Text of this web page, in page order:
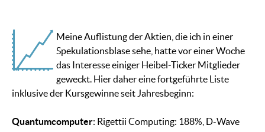
Meine Auflistung der Aktien, die ich in einer
Spekulationsblase sehe, hatte vor einer Woche
das Interesse einiger Heibel-Ticker Mitglieder
geweckt. Hier daher eine fortgeführte Liste
inklusive der Kursgewinne seit Jahresbeginn:
Quantumcomputer: Rigettii Computing: 188%, D-Wave